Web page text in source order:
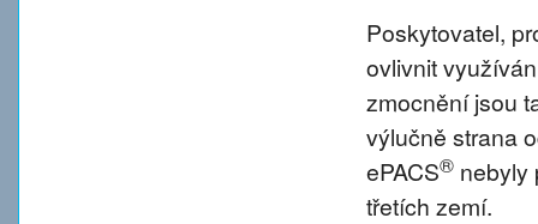
Poskytovatel,
ovlivnit
zmocnění jsou
výlučně strana
ePACS® nebyly
třetích zemí.